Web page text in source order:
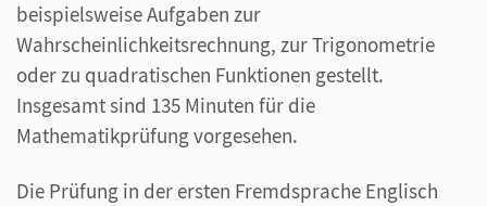
beispielsweise Aufgaben zur
Wahrscheinlichkeitsrechnung, zur Trigonometrie
oder zu quadratischen Funktionen gestellt.
Insgesamt sind 135 Minuten für die
Mathematikprüfung vorgesehen.
Die Prüfung in der ersten Fremdsprache Englisch